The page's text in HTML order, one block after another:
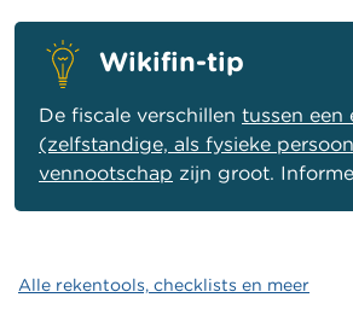
Wikifin-tip
De fiscale verschillen tussen een
(zelfstandige, als fysieke
vennootschap zijn groot.
Alle rekentools, checklists en meer